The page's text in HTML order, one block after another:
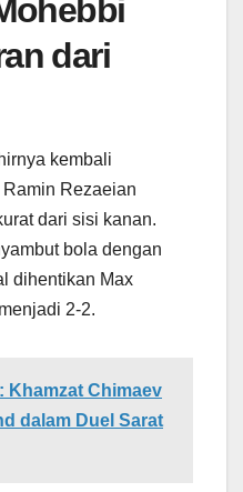
dari
kembali
Rezaeian
dari sisi kanan.
bola dengan
dihentikan Max
2-2.
Khamzat Chimaev
dalam Duel Sarat